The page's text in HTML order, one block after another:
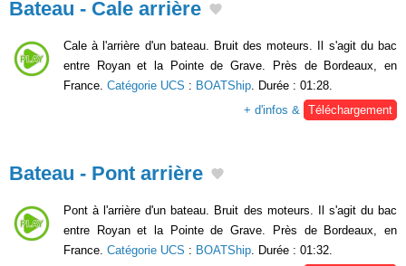
Bateau - Cale arrière
Cale à l'arrière d'un bateau. Bruit des moteurs. Il s'agit du bac
entre Royan et la Pointe de Grave. Près de Bordeaux, en
France. Catégorie UCS : BOATShip . Durée : 01:28.
+ d'infos &
Téléchargement
Bateau - Pont arrière
Pont à l'arrière d'un bateau. Bruit des moteurs. Il s'agit du bac
entre Royan et la Pointe de Grave. Près de Bordeaux, en
France. Catégorie UCS : BOATShip . Durée : 01:32.